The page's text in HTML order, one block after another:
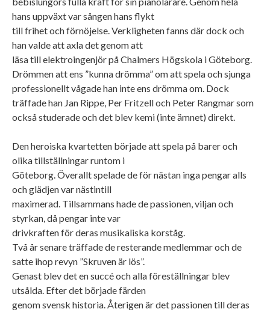
hans uppväxt var sången hans flykt
till frihet och förnöjelse. Verkligheten fanns där dock och
han valde att axla det genom att
läsa till elektroingenjör på Chalmers Högskola i Göteborg.
Drömmen att ens ”kunna drömma”om att spela och sjunga
professionellt vågade han inte ens drömma om. Dock
träffade han Jan Rippe, Per Fritzell och Peter Rangmar som
också studerade och det blev kemi (inte ämnet) direkt.
Den heroiska kvartetten började att spela på barer och
olika tillställningar runtom i
Göteborg. Överallt spelade de för nästan inga pengar alls
och glädjen var nästintill
maximerad. Tillsammans hade de passionen, viljan och
styrkan, då pengar inte var
drivkraften för deras musikaliska korståg.
Två år senare träffade de resterande medlemmar och de
satte ihop revyn ”Skruven är lös”.
Genast blev det en succé och alla föreställningar blev
utsålda. Efter det började färden
genom svensk historia. Återigen är det passionen till deras